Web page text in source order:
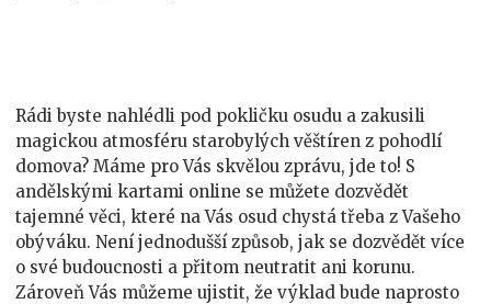
nemine?
Rádi byste nahlédli pod pokličku osudu a zakusili
magickou atmosféru starobylých věštíren z pohodlí
domova? Máme pro Vás skvělou zprávu, jde to! S
andělskými kartami online se můžete dozvědět
tajemné věci, které na Vás osud chystá třeba z Vašeho
obýváku. Není jednodušší způsob, jak se dozvědět více
o své budoucnosti a přitom neutratit ani korunu.
Zároveň Vás můžeme ujistit, že výklad bude naprosto